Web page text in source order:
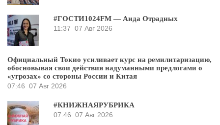
#ГОСТИ1024FM — Аида Отрадных
11:37 07 Авг 2026
Официальный Токио усиливает курс на ремилитаризацию,
обосновывая свои действия надуманными предлогами о
«угрозах» со стороны России и Китая
07:46 07 Авг 2026
#КНИЖНАЯРУБРИКА
07:46 07 Авг 2026